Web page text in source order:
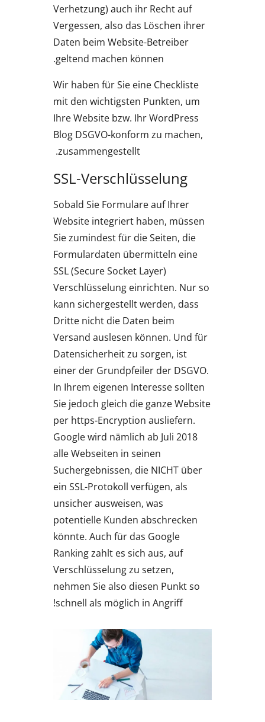
Verhetzung) auch ihr Recht auf
Vergessen, also das Löschen ihrer
Daten beim Website-Betreiber
geltend machen können.
Wir haben für Sie eine Checkliste
mit den wichtigsten Punkten, um
Ihre Website bzw. Ihr WordPress
Blog DSGVO-konform zu machen,
zusammengestellt.
SSL-Verschlüsselung
Sobald Sie Formulare auf Ihrer
Website integriert haben, müssen
Sie zumindest für die Seiten, die
Formulardaten übermitteln eine
SSL (Secure Socket Layer)
Verschlüsselung einrichten. Nur so
kann sichergestellt werden, dass
Dritte nicht die Daten beim
Versand auslesen können. Und für
Datensicherheit zu sorgen, ist
einer der Grundpfeiler der DSGVO.
In Ihrem eigenen Interesse sollten
Sie jedoch gleich die ganze Website
per https-Encryption ausliefern.
Google wird nämlich ab Juli 2018
alle Webseiten in seinen
Suchergebnissen, die NICHT über
ein SSL-Protokoll verfügen, als
unsicher ausweisen, was
potentielle Kunden abschrecken
könnte. Auch für das Google
Ranking zahlt es sich aus, auf
Verschlüsselung zu setzen,
nehmen Sie also diesen Punkt so
schnell als möglich in Angriff!